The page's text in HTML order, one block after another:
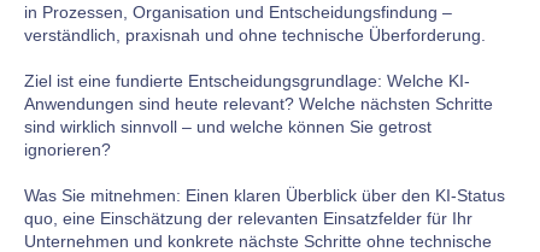
in Prozessen, Organisation und Entscheidungsfindung –
verständlich, praxisnah und ohne technische Überforderung.
Ziel ist eine fundierte Entscheidungsgrundlage: Welche KI-
Anwendungen sind heute relevant? Welche nächsten Schritte
sind wirklich sinnvoll – und welche können Sie getrost
ignorieren?
Was Sie mitnehmen: Einen klaren Überblick über den KI-Status
quo, eine Einschätzung der relevanten Einsatzfelder für Ihr
Unternehmen und konkrete nächste Schritte ohne technische